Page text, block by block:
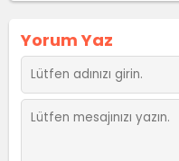
Yorum Yaz